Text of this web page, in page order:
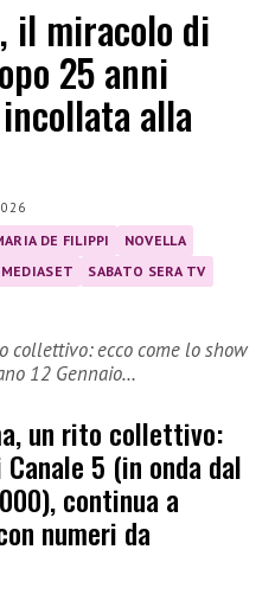
il miracolo di
25 anni
alla
DE FILIPPI
NOVELLA
SABATO SERA TV
collettivo: ecco come lo show
12 Gennaio…
un rito collettivo:
5 (in onda dal
continua a
numeri da